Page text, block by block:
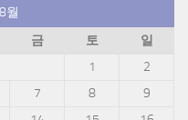
월
금 토
일
1
2
7 8
9